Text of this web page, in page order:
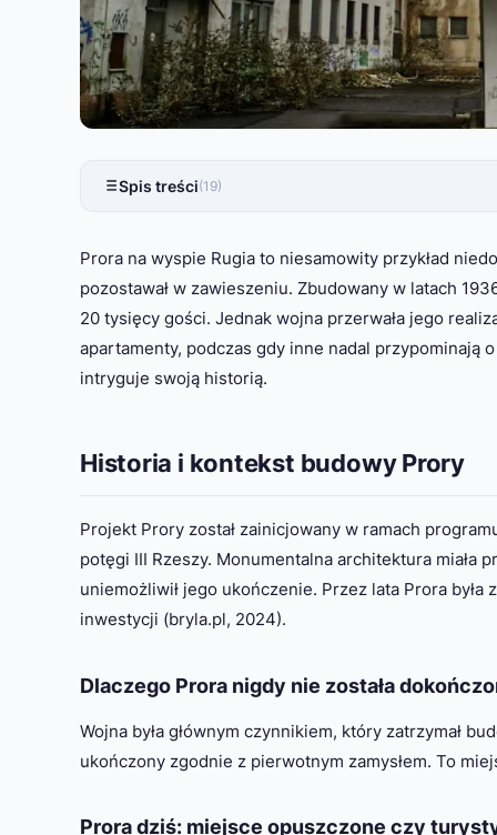
Spis treści(19)
Prora na wyspie Rugia to niesamowity przykład
pozostawał w zawieszeniu. Zbudowany w latach
20 tysięcy gości. Jednak wojna przerwała jego
apartamenty, podczas gdy inne nadal przypominają
intryguje swoją historią.
Historia i kontekst budowy Prory
Projekt Prory został zainicjowany w ramach
potęgi III Rzeszy. Monumentalna architektura
uniemożliwił jego ukończenie. Przez lata Prora była
inwestycji (bryla.pl, 2024).
Dlaczego Prora nigdy nie została
Wojna była głównym czynnikiem, który zatrzymał
ukończony zgodnie z pierwotnym zamysłem. To
Prora dziś: miejsce opuszczone czy